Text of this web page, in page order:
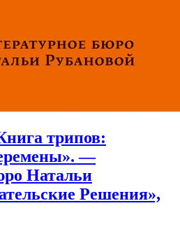
трипов:
—
Натальи
Решения»,